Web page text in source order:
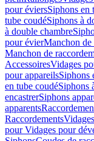
pour éviersSiphons en
tube coudéSiphons à
à double chambre
pour évierManchon de
Manchon de
AccessoiresVidages
pour appareilsSiphons
en tube coudéSiphons
encastrerSiphons
apparents
Raccordements
pour Vidages pour